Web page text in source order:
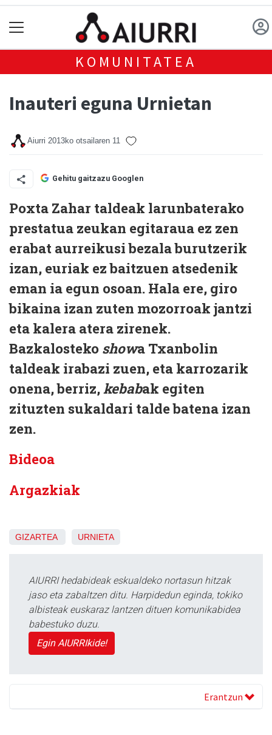
KOMUNITATEA
Inauteri eguna Urnietan
Aiurri 2013ko otsailaren 11
Gehitu gaitzazu Googlen
Poxta Zahar taldeak larunbaterako
prestatua zeukan egitaraua ez zen
erabat aurreikusi bezala burutzerik
izan, euriak ez baitzuen atsedenik
eman ia egun osoan. Hala ere, giro
bikaina izan zuten mozorroak jantzi
eta kalera atera zirenek.
Bazkalosteko showa Txanbolin
taldeak irabazi zuen, eta karrozarik
onena, berriz, kebabak egiten
zituzten sukaldari talde batena izan
zen.
Bideoa
Argazkiak
GIZARTEA URNIETA
AIURRI hedabideak eskualdeko nortasun hitzak
jaso eta zabaltzen ditu. Harpidedun eginda, tokiko
albisteak euskaraz lantzen dituen komunikabidea
babestuko duzu.
Egin AIURRIkide!
Erantzun